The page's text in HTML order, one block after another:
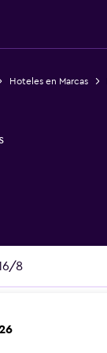
Hoteles en Marcas
8